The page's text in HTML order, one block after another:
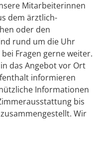
Mitarbeiterinnen
dem ärztlich-
oder den
rund um die Uhr
Fragen gerne weiter.
das Angebot vor Ort
informieren
Informationen
bis
Wir